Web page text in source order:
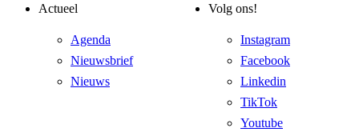
Actueel
Agenda
Nieuwsbrief
Nieuws
Volg ons!
Instagram
Facebook
Linkedin
TikTok
Youtube